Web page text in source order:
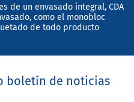
de un envasado integral, CDA
como el monobloc
de todo producto
boletín de noticias